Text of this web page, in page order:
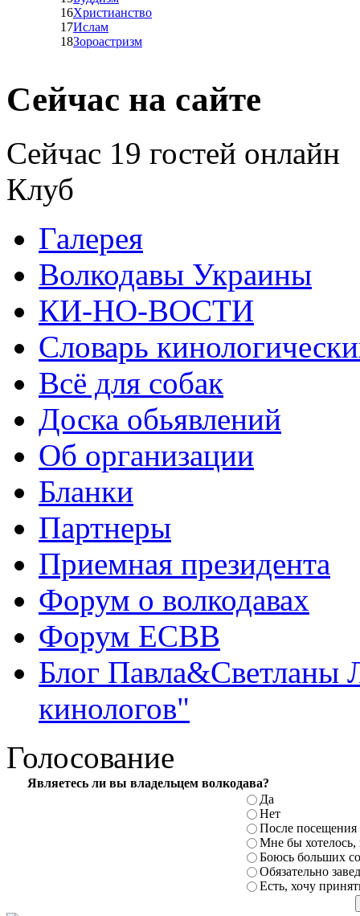
16Христианство
17Ислам
18Зороастризм
Сейчас на сайте
Сейчас 19 гостей онлайн
Клуб
Галерея
Волкодавы Украины
КИ-НО-ВОСТИ
Словарь
Всё для собак
Доска обьявлений
Об организации
Бланки
Партнеры
Приемная президента
Форум о волкодавах
Форум ЕСВВ
Блог Павла&Светланы
кинологов"
Голосование
Являетесь ли вы владельцем волкодава?
Да
Нет
После посещения
Мне бы
Боюсь больших
Обязательно
Есть, хочу